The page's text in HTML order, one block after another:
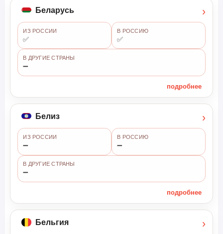
Беларусь ›
ИЗ РОССИИ
✅
В РОССИЮ
✅
В ДРУГИЕ СТРАНЫ
➖
подробнее
Белиз ›
ИЗ РОССИИ
➖
В РОССИЮ
➖
В ДРУГИЕ СТРАНЫ
➖
подробнее
Бельгия ›